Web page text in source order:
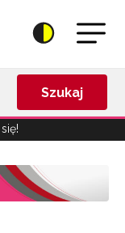
Szukaj